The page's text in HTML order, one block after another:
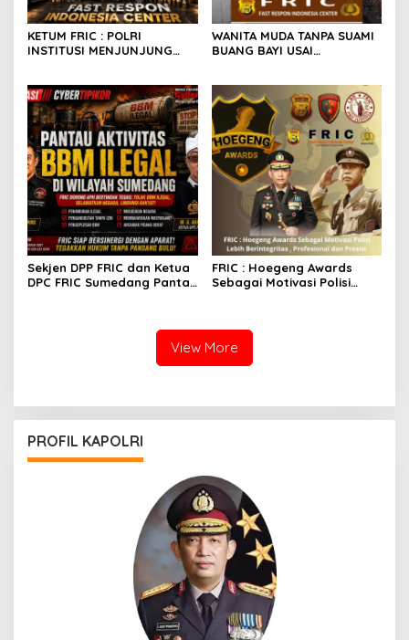
KETUM FRIC : POLRI
INSTITUSI MENJUNJUNG
YANG MELAKUKAN
PELANGGARAN
WANITA MUDA TANPA SUAMI
BUANG BAYI USAI
Sekjen DPP FRIC dan Ketua
DPC FRIC Sumedang Pantau
FRIC : Hoegeng Awards
Sebagai Motivasi Polisi
View More
PROFIL KAPOLRI